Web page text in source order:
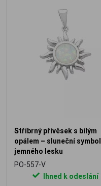
Stříbrný přívěsek s bílým
opálem – sluneční symbol
jemného lesku
PO-557-V
Ihned k odeslání